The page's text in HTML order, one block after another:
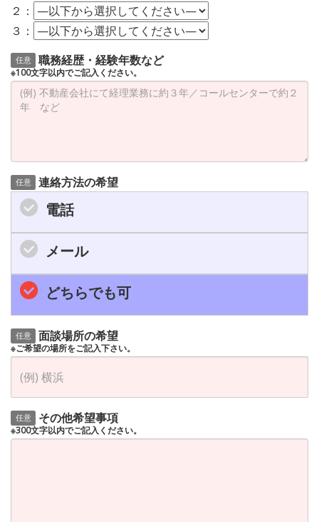
２：
３：
任意 職務経歴・経験年数など
※100文字以内でご記入ください。
任意 連絡方法の希望
電話
メール
どちらでも可
任意 面談場所の希望
※ご希望の場所をご記入下さい。
任意 その他希望事項
※300文字以内でご記入ください。